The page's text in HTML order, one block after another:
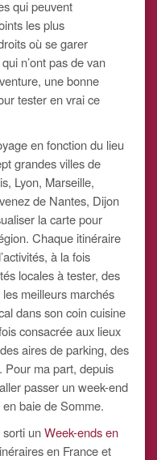
qui peuvent
les plus
où se garer
n’ont pas de van
une bonne
tester en vrai ce
en fonction du lieu
grandes villes de
Lyon, Marseille,
de Nantes, Dijon
la carte pour
Chaque itinéraire
à la fois
locales à tester, des
meilleurs marchés
dans son coin cuisine
consacrée aux lieux
aires de parking, des
Pour ma part, depuis
passer un week-end
baie de Somme.
unWeek-ends en
en France et